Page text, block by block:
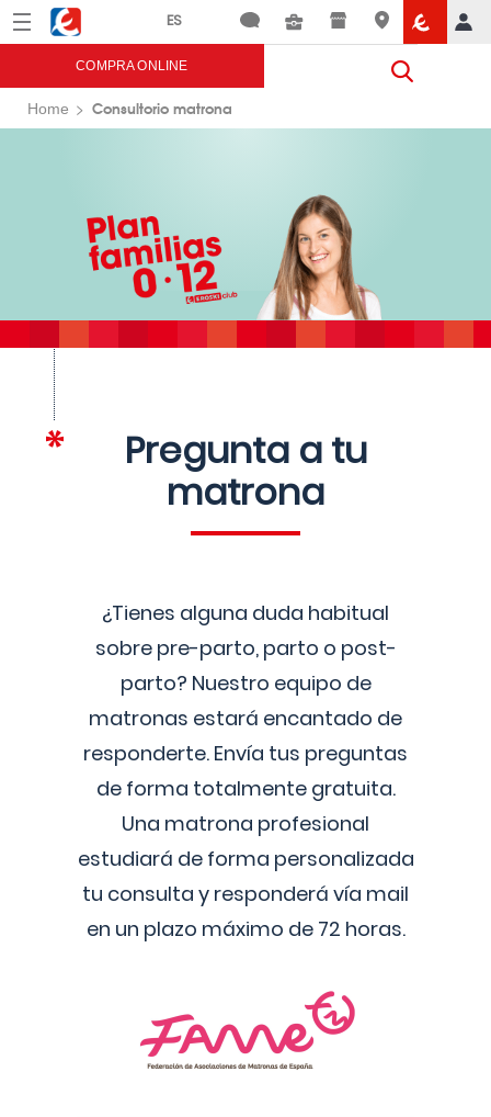
Menú Eroski
COMPRA ONLINE
Home Consultorio matrona
Pregunta a tu
matrona
¿Tienes alguna duda habitual
sobre pre-parto, parto o post-
parto? Nuestro equipo de
matronas estará encantado de
responderte. Envía tus preguntas
de forma totalmente gratuita.
Una matrona profesional
estudiará de forma personalizada
tu consulta y responderá vía mail
en un plazo máximo de 72 horas.